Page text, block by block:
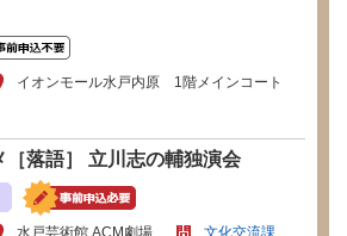
イオンモール水戸内原 1階メインコート
［落語］ 立川志の輔独演会
水戸芸術館 ACM劇場 文化交流課